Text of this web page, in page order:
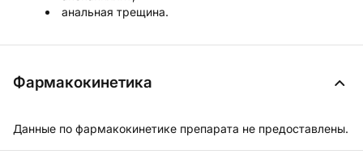
анальная трещина.
Фармакокинетика
Данные по фармакокинетике препарата не предоставлены.